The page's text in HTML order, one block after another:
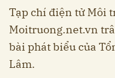
Tạp chí điện tử Môi
Moitruong.net.vn
bài phát biểu của
Lâm.